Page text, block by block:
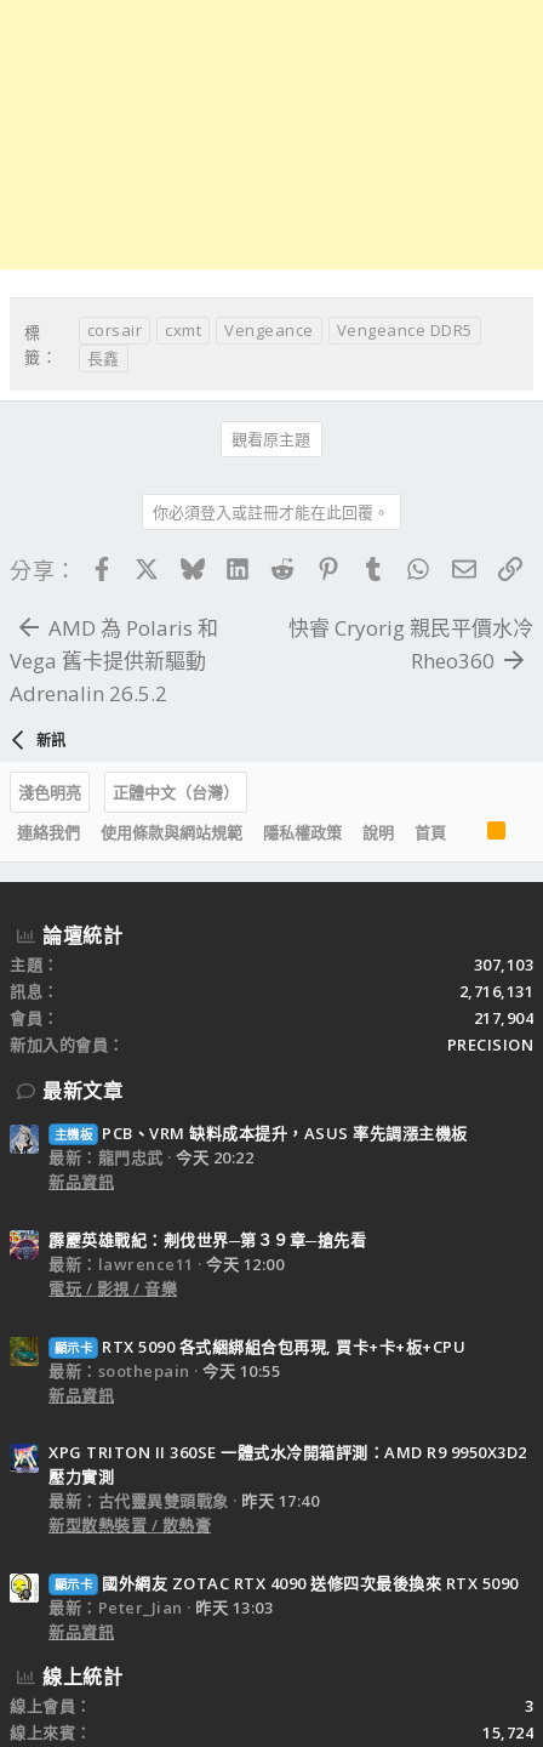
標
籤：
corsair cxmt Vengeance
Vengeance DDR5
長鑫
觀看原主題
你必須登入或註冊才能在此回覆。
分享： FacebookBlueskyLinkedIn
Reddit PinterestTumblrWhatsApp
電子
AMD 為 Polaris 和
Vega 舊卡提供新驅動
Adrenalin 26.5.2
快睿 Cryorig 親民平價水冷
Rheo360
新訊
淺色明亮
正體中文（台灣）
連絡我們
使用條款與網站規範 隱私權政策 說明 首頁
R
S
S
論壇統計
主題
307,103
訊息
2,716,131
會員
217,904
新加入的會員
PRECISION
最新文章
主機板
PCB、VRM 缺料成本提升，ASUS 率先調漲主機板
最新：龍門忠武
今天 20:22
新品資訊
霹靂英雄戰紀：刜伐世界─第３９章─搶先看
最新：lawrence11
今天 12:00
電玩 / 影視 / 音樂
顯示卡
RTX 5090 各式綑綁組合包再現, 買卡+卡+板+CPU
最新：soothepain
今天 10:55
新品資訊
XPG TRITON II 360SE 一體式水冷開箱評測：AMD R9 9950X3D2
壓力實測
最新：古代靈異雙頭戰象
昨天 17:40
新型散熱裝置 / 散熱膏
顯示卡
國外網友 ZOTAC RTX 4090 送修四次最後換來 RTX 5090
最新：Peter_Jian
昨天 13:03
新品資訊
線上統計
線上會員
3
線上來賓
15,724